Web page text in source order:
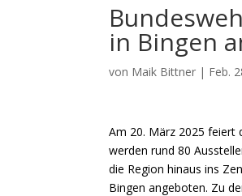
in Bingen
von Maik Bittner | Feb.
Am 20. März 2025 feiert
werden rund 80
die Region hinaus ins
Bingen angeboten. Zu